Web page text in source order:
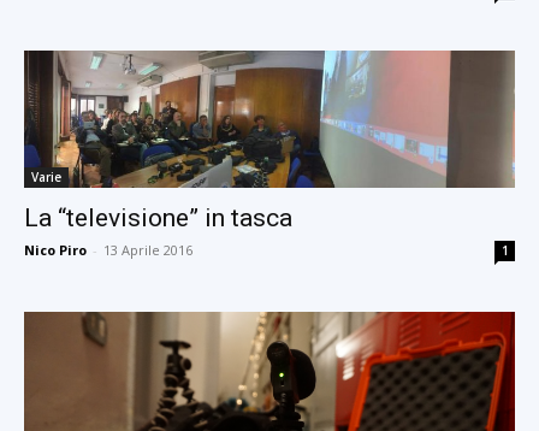
Varie
La “televisione” in tasca
Nico Piro - 13 Aprile 2016 1